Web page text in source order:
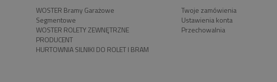
WOSTER Bramy Garażowe
Segmentowe
WOSTER ROLETY ZEWNĘTRZNE
PRODUCENT
HURTOWNIA SILNIKI DO ROLET I BRAM
Twoje zamówienia
Ustawienia konta
Przechowalnia